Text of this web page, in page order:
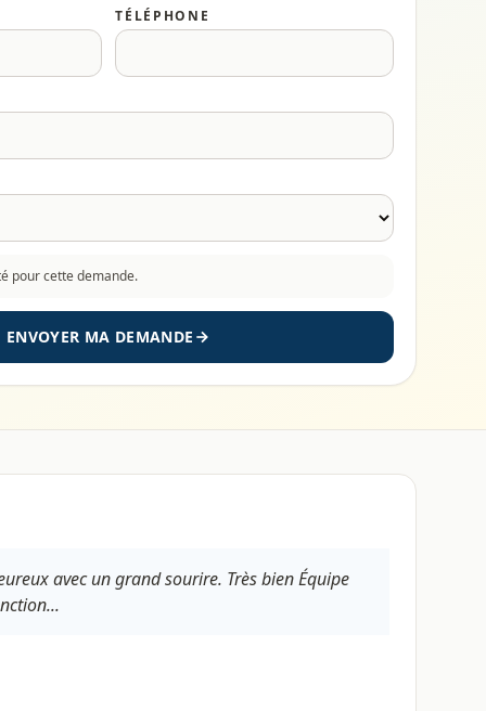
TÉLÉPHONE
pour cette demande.
ENVOYER MA DEMANDE
avec un grand sourire. Très bien Équipe